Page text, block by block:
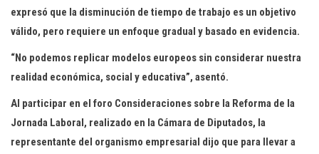
expresó que la disminución de tiempo de trabajo es un objetivo
válido, pero requiere un enfoque gradual y basado en evidencia.
“No podemos replicar modelos europeos sin considerar nuestra
realidad económica, social y educativa”, asentó.
Al participar en el foro Consideraciones sobre la Reforma de la
Jornada Laboral, realizado en la Cámara de Diputados, la
representante del organismo empresarial dijo que para llevar a